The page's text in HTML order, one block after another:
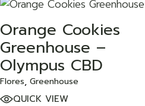
ADD TO
Orange Cookies
Greenhouse –
Olympus CBD
Flores Greenhouse
QUICK VIEW